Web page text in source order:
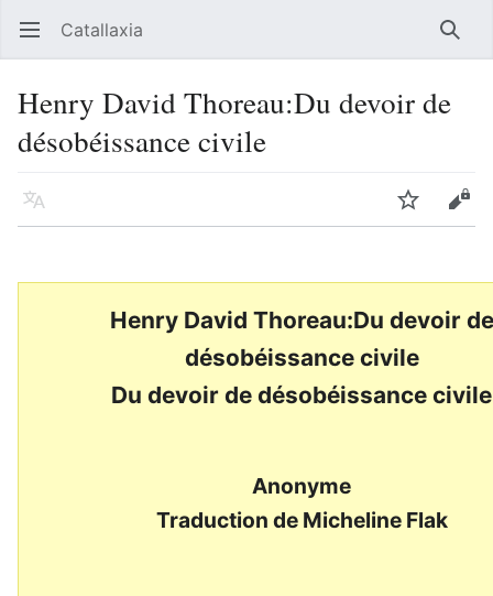
Ouvrir le menu principal Catallaxia
Henry David Thoreau:Du devoir de
désobéissance civile
Langue Suivre
Henry David Thoreau:Du devoir de
désobéissance civile
Du devoir de désobéissance civile
Anonyme
Traduction de Micheline Flak